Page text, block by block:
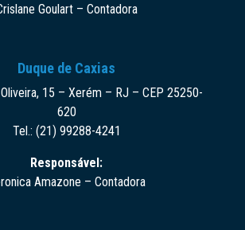
Goulart – Contadora
Duque de Caxias
15 – Xerém – RJ – CEP 25250-
620
Tel.: (21) 99288-4241
Responsável:
Amazone – Contadora